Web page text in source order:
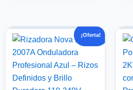
¡Oferta!
El
precio
original
era:
$ 80.000.
El
precio
es:
$ 25.000.